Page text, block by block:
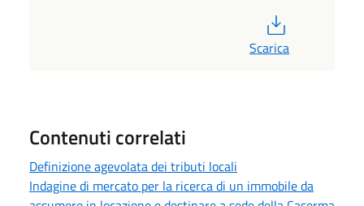
Scarica
Contenuti correlati
Definizione agevolata dei tributi locali
Indagine di mercato per la ricerca di un immobile da